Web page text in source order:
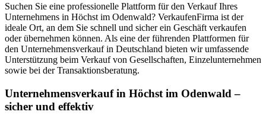
Suchen Sie eine professionelle Plattform für den Verkauf Ihres
Unternehmens in Höchst im Odenwald? VerkaufenFirma ist der
ideale Ort, an dem Sie schnell und sicher ein Geschäft verkaufen
oder übernehmen können. Als eine der führenden Plattformen für
den Unternehmensverkauf in Deutschland bieten wir umfassende
Unterstützung beim Verkauf von Gesellschaften, Einzelunternehmen
sowie bei der Transaktionsberatung.
Unternehmensverkauf in Höchst im Odenwald –
sicher und effektiv